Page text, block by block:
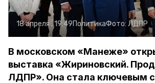
18 апреля , 19:49ПолитикаФото:ЛДПР
В московском «Манеже»
выставка «Жириновский.
ЛДПР». Она стала ключевым